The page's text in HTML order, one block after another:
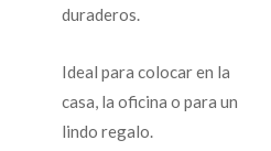
duraderos.
Ideal para colocar en la
casa, la oficina o para un
lindo regalo.